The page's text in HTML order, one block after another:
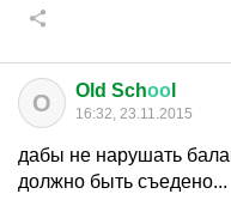
O Old Schоо
16:32, 23.11.2015
дабы не нарушать
должно быть съедено...